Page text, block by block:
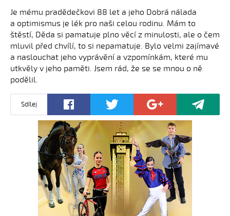
Je mému pradědečkovi 88 let a jeho Dobrá nálada
a optimismus je lék pro naši celou rodinu. Mám to
štěstí, Děda si pamatuje plno věcí z minulosti, ale o čem
mluvil před chvílí, to si nepamatuje. Bylo velmi zajímavé
a naslouchat jeho vyprávění a vzpomínkám, které mu
utkvěly v jeho paměti. Jsem rád, že se se mnou o ně
podělil.
Sdílej